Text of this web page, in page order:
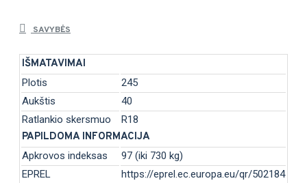
SAVYBĖS
IŠMATAVIMAI
Plotis
245
Aukštis
40
Ratlankio skersmuo
R18
PAPILDOMA INFORMACIJA
Apkrovos indeksas
97 (iki 730 kg)
EPREL
https://eprel.ec.europa.eu/qr/502184